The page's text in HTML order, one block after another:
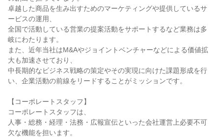
卓越した商品を生み出すためのマーケティングや提供しているサ
ービスの運用、
全国で活動している営業の提案活動をサポートするなど業務は多
岐にわたります。
また、近年当社はM&Aやジョイントベンチャーなどによる価値拡
大も加速させており、
中長期的なビジネス戦略の策定やその実現に向けた課題形成を行
い、企業活動の前線をリードすることがミッションです。
【コーポレートスタッフ】
コーポレートスタッフは、
人事・総務・経理・法務・広報宣伝といった会社運営上必要不可
欠な機能を担います。